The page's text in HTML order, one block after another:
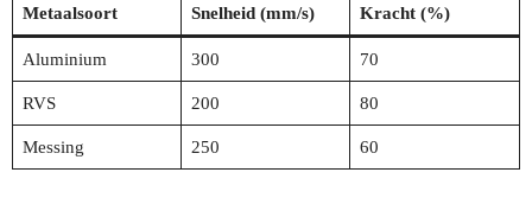
Metaalsoort Snelheid (mm/s) Kracht (%)
Aluminium 300 70
RVS 200 80
Messing 250 60